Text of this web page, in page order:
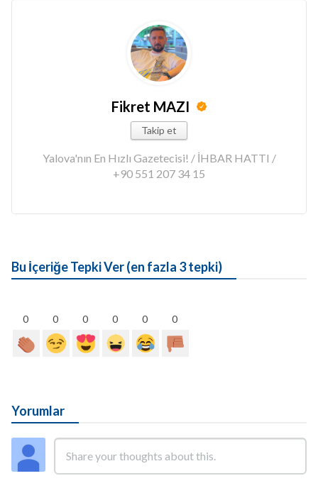
Fikret MAZI
Takip et
Yalova'nın En Hızlı Gazetecisi! / İHBAR HATTI /
+90 551 207 34 15
Bu İçeriğe Tepki Ver (en fazla 3 tepki)
0 0 0 0 0 0
Yorumlar